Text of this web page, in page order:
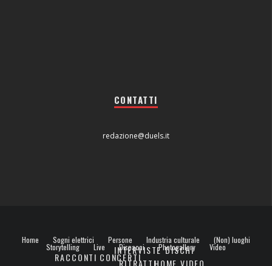
CONTATTI
redazione@duels.it
Home Sogni elettrici Persone
INTERVISTE
Industria culturale
DISCHI
(Non) luoghi
Storytelling
RACCONTI
Live
CONCERTI
Dispacci Photogallery Video